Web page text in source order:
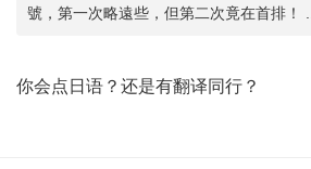
號，第一次略遠些，但第二次竟在首排！ ...
你会点日语？还是有翻译同行？